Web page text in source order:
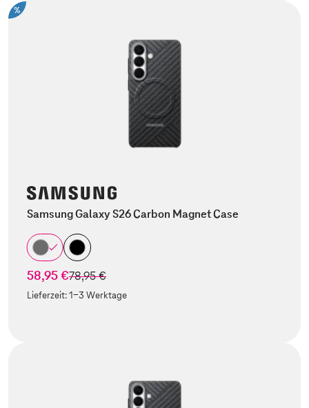
%
Samsung Galaxy S26 Carbon Magnet Case
58,95 €statt
78,95 €
Lieferzeit:1-3 Werktage